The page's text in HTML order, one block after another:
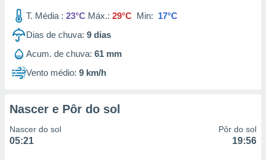
T. Média : 23°C Máx.: 29°C Min: 17°C
Dias de chuva: 9 dias
Acum. de chuva: 61 mm
Vento médio: 9 km/h
Nascer e Pôr do sol
Nascer do sol
05:21
Pôr do sol
19:56